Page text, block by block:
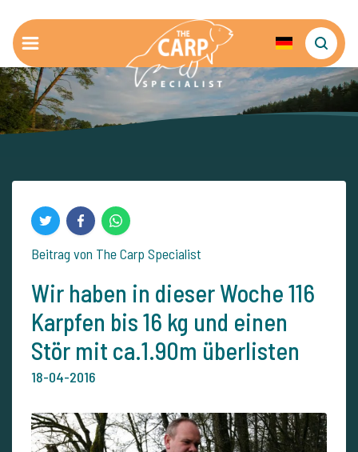
Beitrag von The Carp Specialist
Wir haben in dieser Woche 116
Karpfen bis 16 kg und einen
Stör mit ca.1.90m überlisten
18-04-2016